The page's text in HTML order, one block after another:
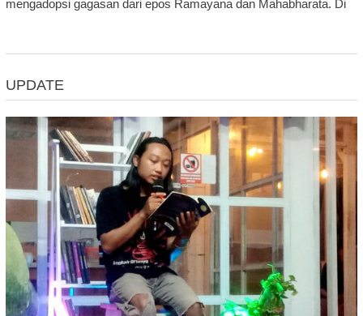
mengadopsi gagasan dari epos Ramayana dan Mahabharata. Di
UPDATE